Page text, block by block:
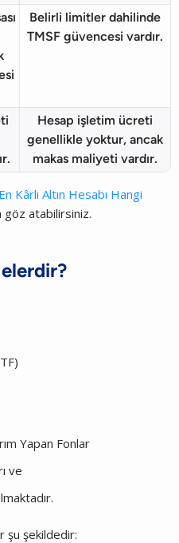
Belirli limitler dahilinde
TMSF güvencesi vardır.
Hesap işletim ücreti
genellikle yoktur, ancak
makas maliyeti vardır.
En Kârlı Altın Hesabı Hangi
göz atabilirsiniz.
Yapan Fonlar
ve
şu şekildedir: